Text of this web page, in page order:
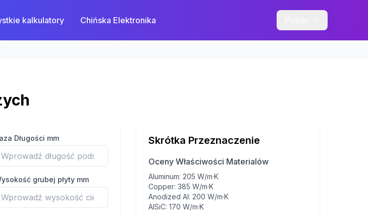
kalkulatory Chińska Elektronika
Długości mm
grubej płyty mm
Skrótka Przeznaczenie
Oceny Właściwości Materialów
Aluminum: 205 W/m·K
Copper:385 W/m·K
Anodized Al: 200 W/m·K
AlSiC:170 W/m·K